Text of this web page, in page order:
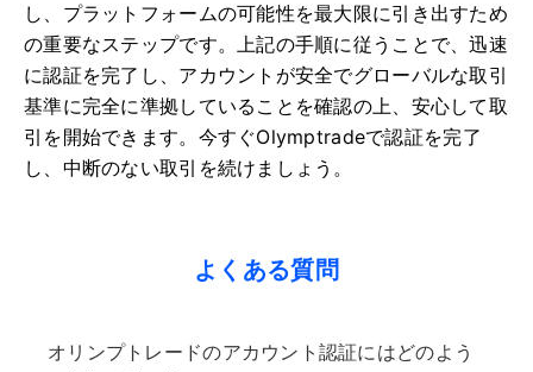
し、プラットフォームの可能性を最大限に引き出すため
の重要なステップです。上記の手順に従うことで、迅速
に認証を完了し、アカウントが安全でグローバルな取引
基準に完全に準拠していることを確認の上、安心して取
引を開始できます。今すぐOlymptradeで認証を完了
し、中断のない取引を続けましょう。
よくある質問
オリンプトレードのアカウント認証にはどのよう